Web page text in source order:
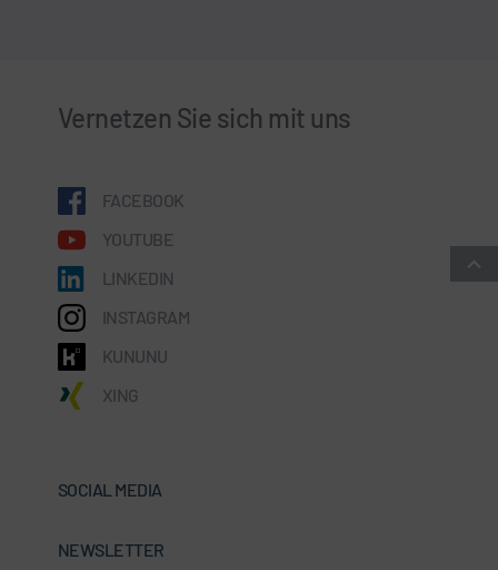
Vernetzen Sie sich mit uns
FACEBOOK
YOUTUBE
LINKEDIN
INSTAGRAM
KUNUNU
XING
SOCIAL MEDIA
NEWSLETTER